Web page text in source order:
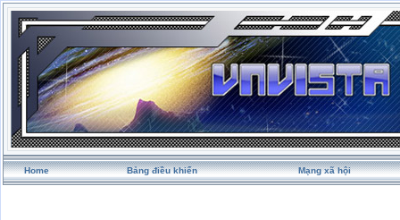
Home Bảng điều khiển Mạng xã hội